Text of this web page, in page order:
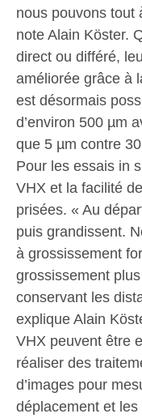
nous pouvons tout
note Alain Köster.
direct ou différé,
améliorée grâce à
est désormais
d’environ 500 µm
que 5 µm contre
Pour les essais in
VHX et la facilité
prisées. « Au
puis grandissent.
à grossissement
grossissement
conservant les
explique Alain
VHX peuvent être
réaliser des
d’images pour
déplacement et